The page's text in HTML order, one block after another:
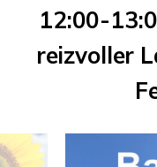
12:00-
reizvoller